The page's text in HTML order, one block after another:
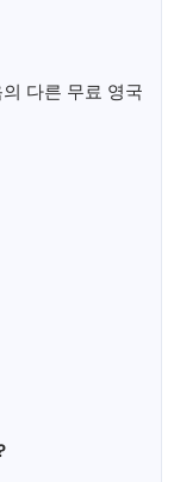
다른 무료 영국